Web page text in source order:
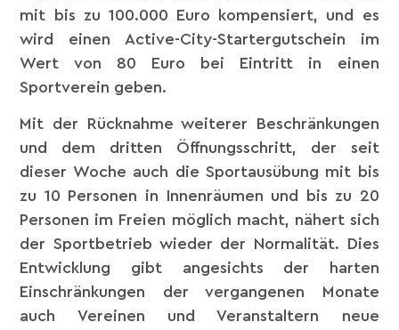
mit bis zu 100.000 Euro kompensiert, und es
wird einen Active-City-Startergutschein im
Wert von 80 Euro bei Eintritt in einen
Sportverein geben.
Mit der Rücknahme weiterer Beschränkungen
und dem dritten Öffnungsschritt, der seit
dieser Woche auch die Sportausübung mit bis
zu 10 Personen in Innenräumen und bis zu 20
Personen im Freien möglich macht, nähert sich
der Sportbetrieb wieder der Normalität. Dies
Entwicklung gibt angesichts der harten
Einschränkungen der vergangenen Monate
auch Vereinen und Veranstaltern neue